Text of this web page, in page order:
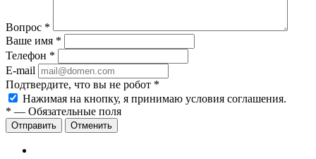
Вопрос *
Ваше имя *
Телефон *
E-mail
Подтвердите, что вы не робот *
Нажимая на кнопку, я принимаю условия соглашения.
* — Обязательные поля
Отправить Отменить